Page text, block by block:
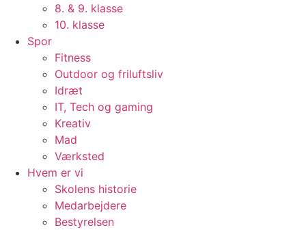
8. & 9. klasse
10. klasse
Spor
Fitness
Outdoor og friluftsliv
Idræt
IT, Tech og gaming
Kreativ
Mad
Værksted
Hvem er vi
Skolens historie
Medarbejdere
Bestyrelsen